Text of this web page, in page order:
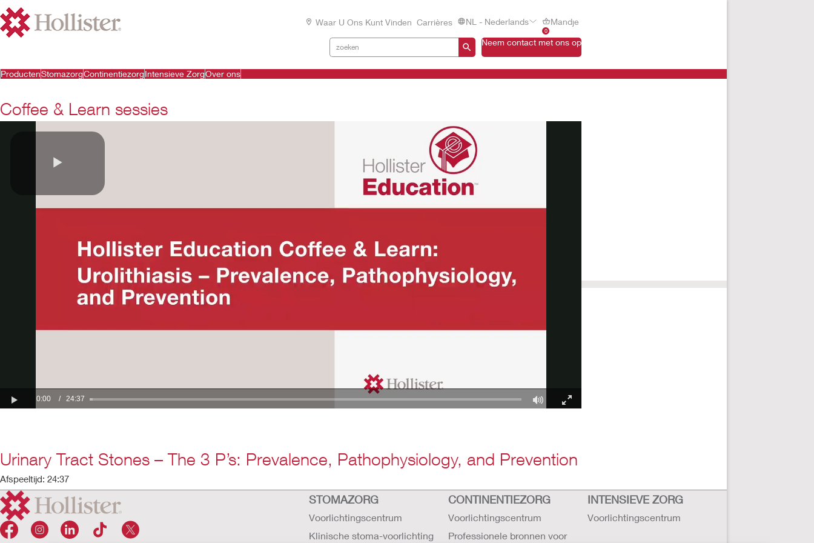
Waar U Ons Kunt Vinden Carrières NL - Nederlands
0
Mandje
Neem contact met ons op
ProductenStomazorgContinentiezorgIntensieve ZorgOver ons
Coffee & Learn sessies
Urinary Tract Stones – The 3 P’s: Prevalence, Pathophysiology, and Prevention
Afspeeltijd: 24:37
STOMAZORG
Voorlichtingscentrum
Klinische stoma-voorlichting
CONTINENTIEZORG
Voorlichtingscentrum
Professionele bronnen voor
INTENSIEVE ZORG
Voorlichtingscentrum